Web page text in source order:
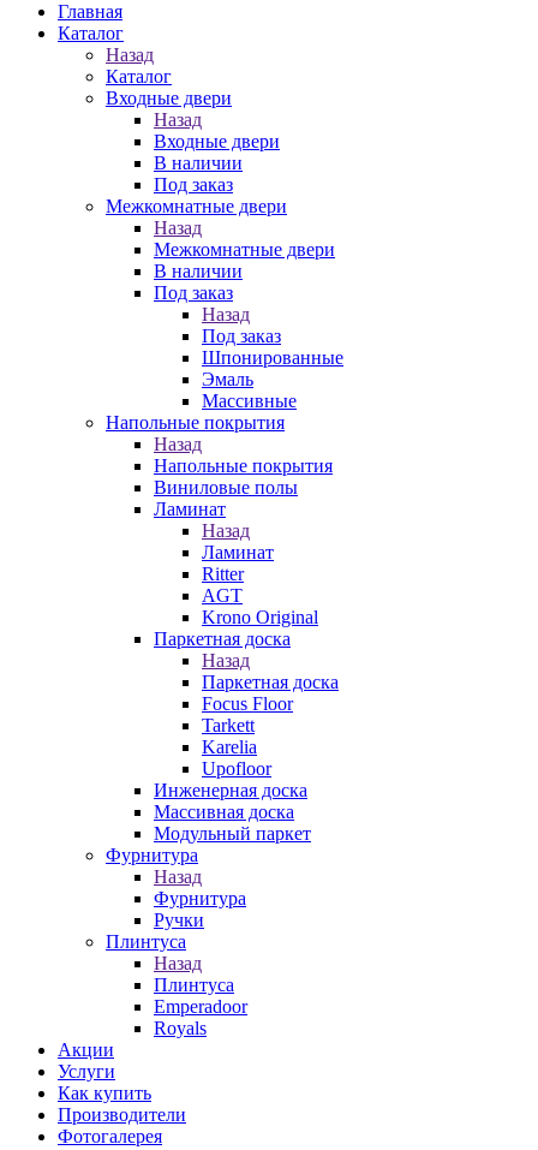
Главная
Каталог
Назад
Каталог
Входные двери
Назад
Входные двери
В наличии
Под заказ
Межкомнатные двери
Назад
Межкомнатные двери
В наличии
Под заказ
Назад
Под заказ
Шпонированные
Эмаль
Массивные
Напольные покрытия
Назад
Напольные покрытия
Виниловые полы
Ламинат
Назад
Ламинат
Ritter
AGT
Krono Original
Паркетная доска
Назад
Паркетная доска
Focus Floor
Tarkett
Karelia
Upofloor
Инженерная доска
Массивная доска
Модульный паркет
Фурнитура
Назад
Фурнитура
Ручки
Плинтуса
Назад
Плинтуса
Emperadoor
Royals
Акции
Услуги
Как купить
Производители
Фотогалерея